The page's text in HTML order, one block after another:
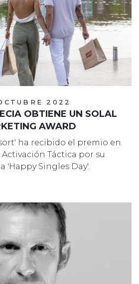
2022
OBTIENE UN SOLAL
AWARD
ha recibido el premio en
Activación Táctica por su
'Happy Singles Day'.